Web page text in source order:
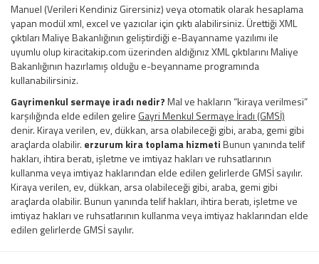
Manuel (Verileri Kendiniz Girersiniz) veya otomatik olarak hesaplama
yapan modül xml, excel ve yazıcılar için çıktı alabilirsiniz. Ürettiği XML
çıktıları Maliye Bakanlığının geliştirdiği e-Bayanname yazılımı ile
uyumlu olup kiracitakip.com üzerinden aldığınız XML çıktılarını Maliye
Bakanlığının hazırlamış olduğu e-beyanname programında
kullanabilirsiniz.
Gayrimenkul sermaye iradı nedir?Mal ve hakların “kiraya verilmesi”
karşılığında elde edilen gelire Gayri Menkul Sermaye İradı (GMSİ)
denir. Kiraya verilen, ev, dükkan, arsa olabileceği gibi, araba, gemi gibi
araçlarda olabilir. erzurum kira toplama hizmetiBunun yanında telif
hakları, ihtira beratı, işletme ve imtiyaz hakları ve ruhsatlarının
kullanma veya imtiyaz haklarından elde edilen gelirlerde GMSİ sayılır.
Kiraya verilen, ev, dükkan, arsa olabileceği gibi, araba, gemi gibi
araçlarda olabilir. Bunun yanında telif hakları, ihtira beratı, işletme ve
imtiyaz hakları ve ruhsatlarının kullanma veya imtiyaz haklarından elde
edilen gelirlerde GMSİ sayılır.